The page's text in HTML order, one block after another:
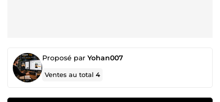
Proposé par Yohan007
Ventes au total4